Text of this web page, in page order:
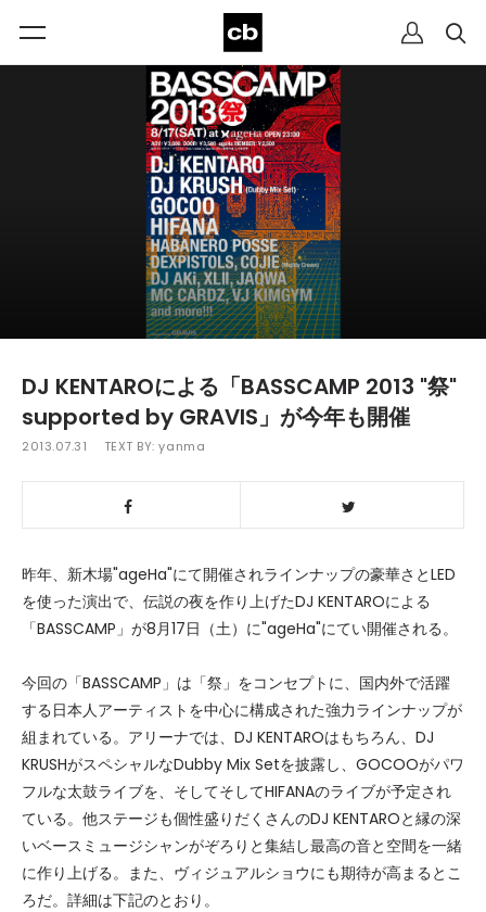
DJ KENTAROによる「BASSCAMP 2013 "祭"
supported by GRAVIS」が今年も開催
2013.07.31 TEXT BY:yanma
昨年、新木場"ageHa"にて開催されラインナップの豪華さとLED
を使った演出で、伝説の夜を作り上げたDJ KENTAROによる
「BASSCAMP」が8月17日（土）に"ageHa"にてい開催される。
今回の「BASSCAMP」は「祭」をコンセプトに、国内外で活躍
する日本人アーティストを中心に構成された強力ラインナップが
組まれている。アリーナでは、DJ KENTAROはもちろん、DJ
KRUSHがスペシャルなDubby Mix Setを披露し、GOCOOがパワ
フルな太鼓ライブを、そしてそしてHIFANAのライブが予定され
ている。他ステージも個性盛りだくさんのDJ KENTAROと縁の深
いベースミュージシャンがぞろりと集結し最高の音と空間を一緒
に作り上げる。また、ヴィジュアルショウにも期待が高まるとこ
ろだ。詳細は下記のとおり。